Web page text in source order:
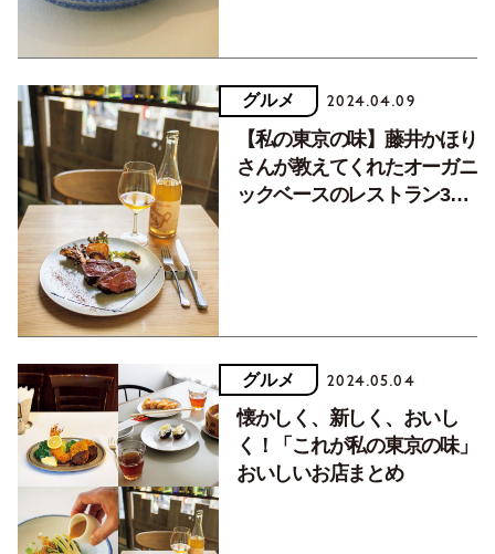
グルメ 2024.04.09
【私の東京の味】藤井かほり
さんが教えてくれたオーガニ
ックベースのレストラン3軒
グルメ 2024.05.04
懐かしく、新しく、おいし
く！「これが私の東京の味」
おいしいお店まとめ